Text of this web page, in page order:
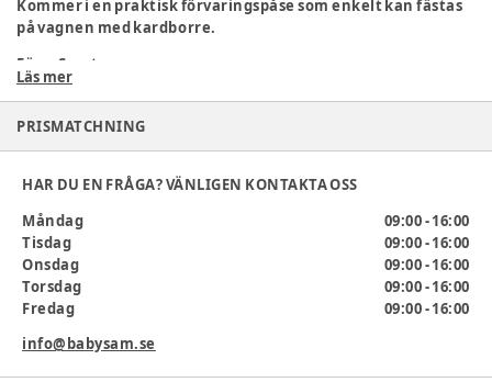
Kommer i en praktisk förvaringspåse som enkelt kan fästas
på vagnen med kardborre.
Färg
Svart
Artikelnummer:142554
Läs mer
PRISMATCHNING
HAR DU EN FRÅGA? VÄNLIGEN KONTAKTA OSS
Måndag
09:00 - 16:00
Tisdag
09:00 - 16:00
Onsdag
09:00 - 16:00
Torsdag
09:00 - 16:00
Fredag
09:00 - 16:00
info@babysam.se